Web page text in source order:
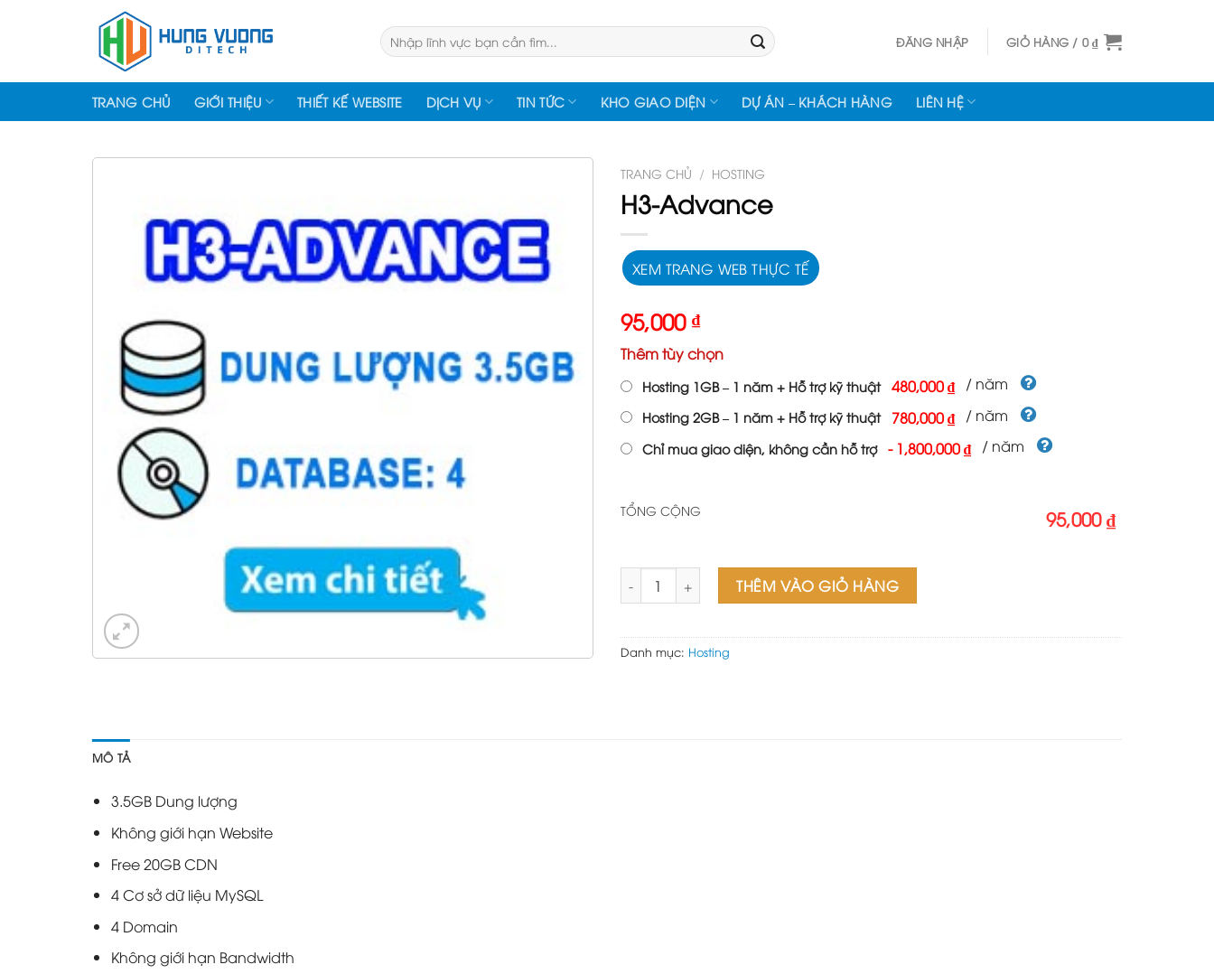
Tìm
kiếm:
ĐĂNG NHẬP GIỎ HÀNG / 0₫
TRANG CHỦ GIỚI THIỆU THIẾT KẾ WEBSITE DỊCH VỤ TIN TỨC KHO GIAO DIỆN DỰ ÁN – KHÁCH HÀNG LIÊN HỆ
TRANG CHỦ / HOSTING
H3-Advance
XEM TRANG WEB THỰC TẾ
95,000 ₫
Thêm tùy chọn
Hosting 1GB – 1 năm + Hỗ trợ kỹ thuật 480,000 ₫ / năm
Hosting 2GB – 1 năm + Hỗ trợ kỹ thuật 780,000 ₫ / năm
Chỉ mua giao diện, không cần hỗ trợ -1,800,000 ₫ / năm
TỔNG CỘNG 95,000 ₫
H3-Advance số lượngTHÊM VÀO GIỎ HÀNG
Danh mục: Hosting
MÔ TẢ
3.5GB Dung lượng
Không giới hạn Website
Free 20GB CDN
4 Cơ sở dữ liệu MySQL
4 Domain
Không giới hạn Bandwidth